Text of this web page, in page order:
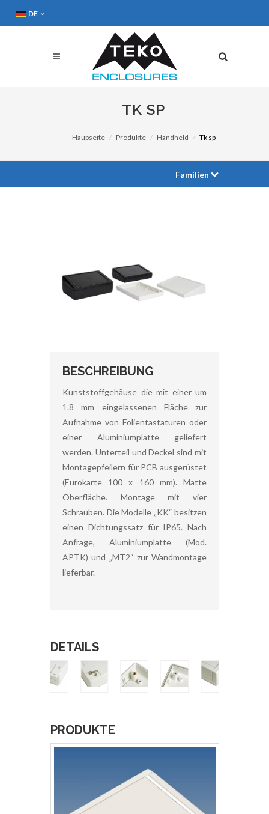
DE
TK SP
Haupseite Produkte Handheld Tk sp
Familien
BESCHREIBUNG
Kunststoffgehäuse die mit einer um
1.8 mm eingelassenen Fläche zur
Aufnahme von Folientastaturen oder
einer Aluminiumplatte geliefert
werden. Unterteil und Deckel sind mit
Montagepfeilern für PCB ausgerüstet
(Eurokarte 100 x 160 mm). Matte
Oberfläche. Montage mit vier
Schrauben. Die Modelle „KK“ besitzen
einen Dichtungssatz für IP65. Nach
Anfrage, Aluminiumplatte (Mod.
APTK) und „MT2“ zur Wandmontage
lieferbar.
DETAILS
PRODUKTE